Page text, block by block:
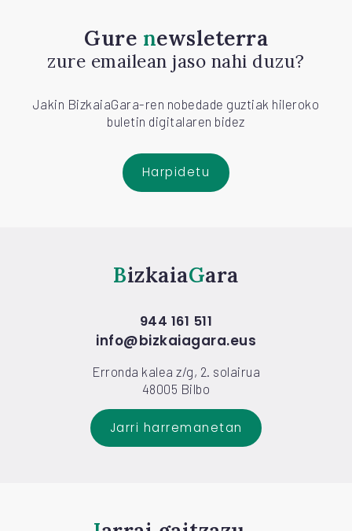
Gure newsleterra
zure emailean jaso nahi duzu?
Jakin BizkaiaGara-ren nobedade guztiak hileroko
buletin digitalaren bidez
Harpidetu
Bizkaia Gara
944 161 511
info@bizkaiagara.eus
Erronda kalea z/g, 2. solairua
48005 Bilbo
Jarri harremanetan